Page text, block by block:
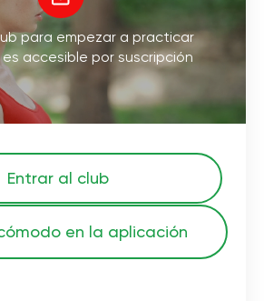
para empezar a practicar
accesible por suscripción
Entrar al club
en la aplicación